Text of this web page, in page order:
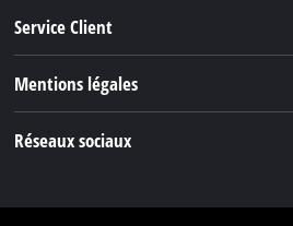
Outils de Bricolage
Accessoires
Service Client
Carrière
Mentions légales
Réseaux sociaux